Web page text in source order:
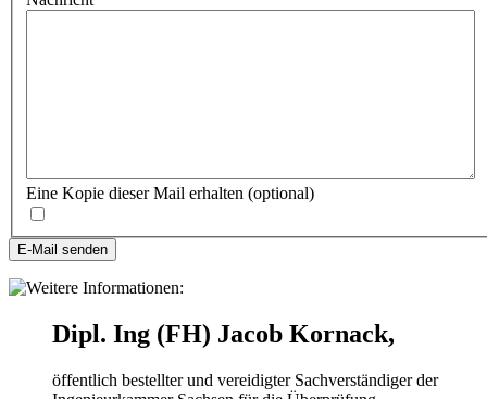
Eine Kopie dieser Mail erhalten (optional)
E-Mail senden
Dipl. Ing (FH) Jacob Kornack,
öffentlich bestellter und vereidigter Sachverständiger der